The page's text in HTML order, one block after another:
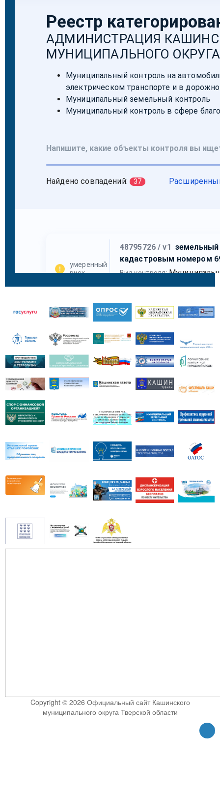
Copyright © 2026 Официальный сайт Кашинского
муниципального округа Тверской области